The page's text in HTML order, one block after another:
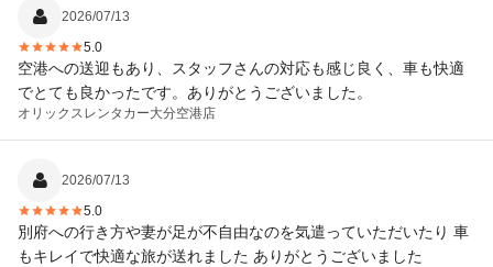
2026/07/13
5.0
空港への送迎もあり、スタッフさんの対応も感じ良く、車も快適
でとても良かったです。ありがとうございました。
オリックスレンタカー大分空港店
2026/07/13
5.0
別府への行き方や妻が足が不自由なのを気遣っていただいたり 車
もキレイで快適な旅が送れました ありがとうございました